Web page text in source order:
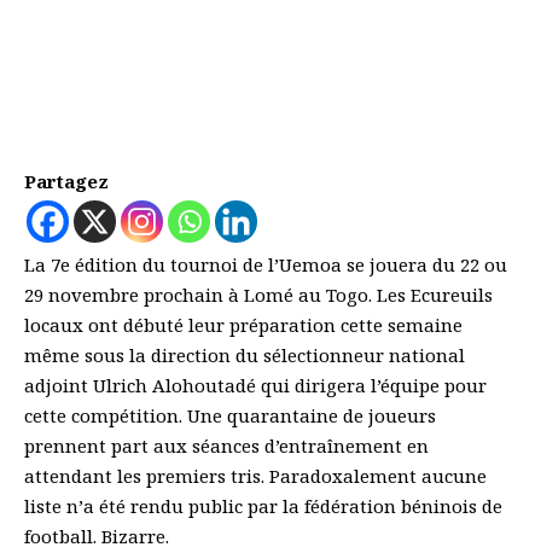
Partagez
La 7e édition du tournoi de l’Uemoa se jouera du 22 ou
29 novembre prochain à Lomé au Togo. Les Ecureuils
locaux ont débuté leur préparation cette semaine
même sous la direction du sélectionneur national
adjoint Ulrich Alohoutadé qui dirigera l’équipe pour
cette compétition. Une quarantaine de joueurs
prennent part aux séances d’entraînement en
attendant les premiers tris. Paradoxalement aucune
liste n’a été rendu public par la fédération béninois de
football. Bizarre.